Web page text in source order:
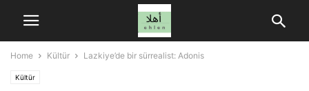
Home Kültür Lazkiye’de bir sürrealist: Adonis
Kültür